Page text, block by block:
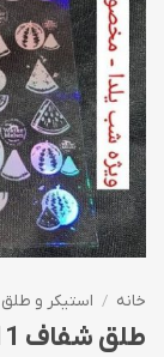
خانه / استیکر و
طلق شفاف PM11